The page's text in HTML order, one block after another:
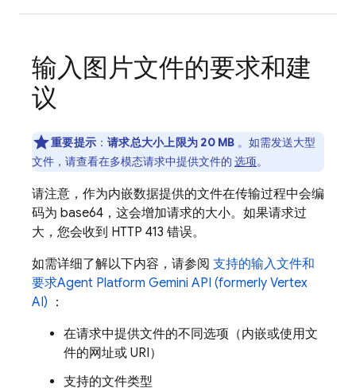
输入图片文件的要求和建
议
重要提示 ： 请求总大小上限为 20 MB 。如需发送大型
文件，请查看在多模态请求中提供文件的 选项。
请注意，作为内嵌数据提供的文件在传输过程中会编
码为 base64，这会增加请求的大小。如果请求过
大，您会收到 HTTP 413 错误。
如需详细了解以下内容，请参阅 支持的输入文件和
要求Agent Platform Gemini API (formerly Vertex
AI) ：
在请求中提供文件的不同选项（内嵌或使用文
件的网址或 URI）
支持的文件类型